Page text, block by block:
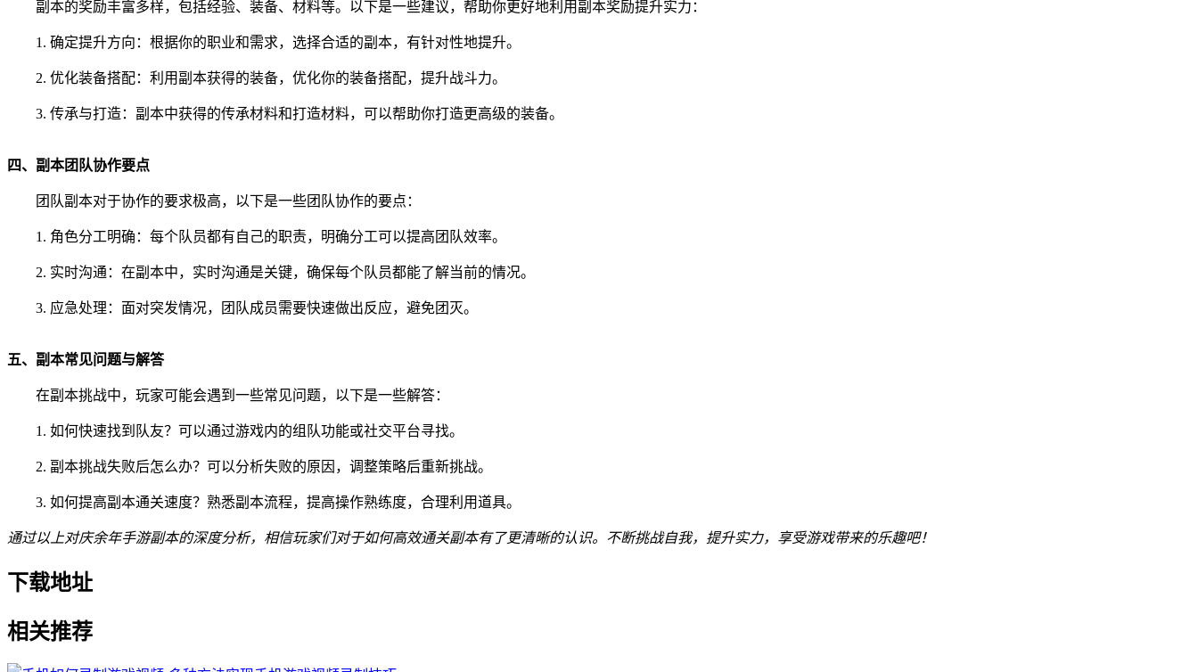
副本的奖励丰富多样，包括经验、装备、材料等。以下是一些建议，帮助你更好地利用副本奖励提升实力：
1. 确定提升方向：根据你的职业和需求，选择合适的副本，有针对性地提升。
2. 优化装备搭配：利用副本获得的装备，优化你的装备搭配，提升战斗力。
3. 传承与打造：副本中获得的传承材料和打造材料，可以帮助你打造更高级的装备。
四、副本团队协作要点
团队副本对于协作的要求极高，以下是一些团队协作的要点：
1. 角色分工明确：每个队员都有自己的职责，明确分工可以提高团队效率。
2. 实时沟通：在副本中，实时沟通是关键，确保每个队员都能了解当前的情况。
3. 应急处理：面对突发情况，团队成员需要快速做出反应，避免团灭。
五、副本常见问题与解答
在副本挑战中，玩家可能会遇到一些常见问题，以下是一些解答：
1. 如何快速找到队友？可以通过游戏内的组队功能或社交平台寻找。
2. 副本挑战失败后怎么办？可以分析失败的原因，调整策略后重新挑战。
3. 如何提高副本通关速度？熟悉副本流程，提高操作熟练度，合理利用道具。
通过以上对庆余年手游副本的深度分析，相信玩家们对于如何高效通关副本有了更清晰的认识。不断挑战自我，提升实力，享受游戏带来的乐趣吧！
下载地址
相关推荐